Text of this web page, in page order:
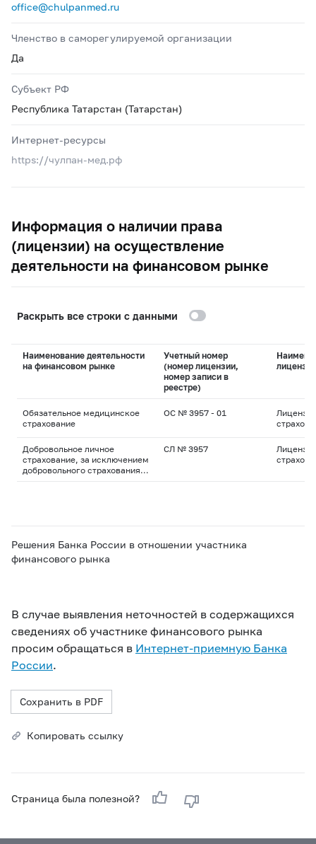
office@chulpanmed.ru
Членство в саморегулируемой организации
Да
Субъект РФ
Республика Татарстан (Татарстан)
Интернет-ресурсы
https://чулпан-мед.рф
Информация о наличии права
(лицензии) на осуществление
деятельности на финансовом рынке
Раскрыть все строки с данными
Наименование деятельности
на финансовом рынке
Учетный номер
(номер лицензии,
номер записи в
реестре)
лицензии
Обязательное медицинское
страхование
ОС № 3957 - 01
Добровольное личное
страхование, за исключением
добровольного страхования
СЛ № 3957
Решения Банка России в отношении участника
финансового рынка
В случае выявления неточностей в содержащихся
сведениях об участнике финансового рынка
просим обращаться в Интернет-приемную Банка
России.
Сохранить в PDF
Копировать ссылку
Страница была полезной?